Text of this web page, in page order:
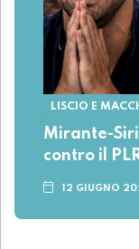
LISCIO E
Mirante-
contro il
12 GIUGNO